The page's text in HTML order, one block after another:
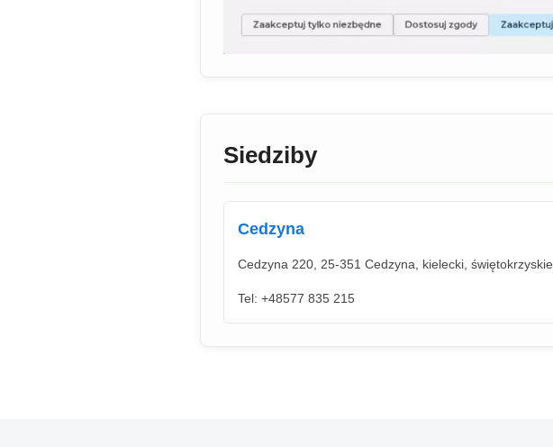
Siedziby
Cedzyna
Cedzyna 220, 25-351 Cedzyna, kielecki, świętokrzyskie
Tel: +48577 835 215